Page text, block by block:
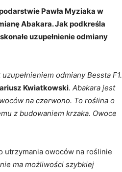
Pawła Myziaka w
Abakara. Jak podkreśla
uzupełnienie odmiany
odmiany Bessta F1.
Kwiatkowski. Abakara jest
na czerwono. To roślina o
z budowaniem krzaka. Owoce
utrzymania owoców na roślinie
ma możliwości szybkiej